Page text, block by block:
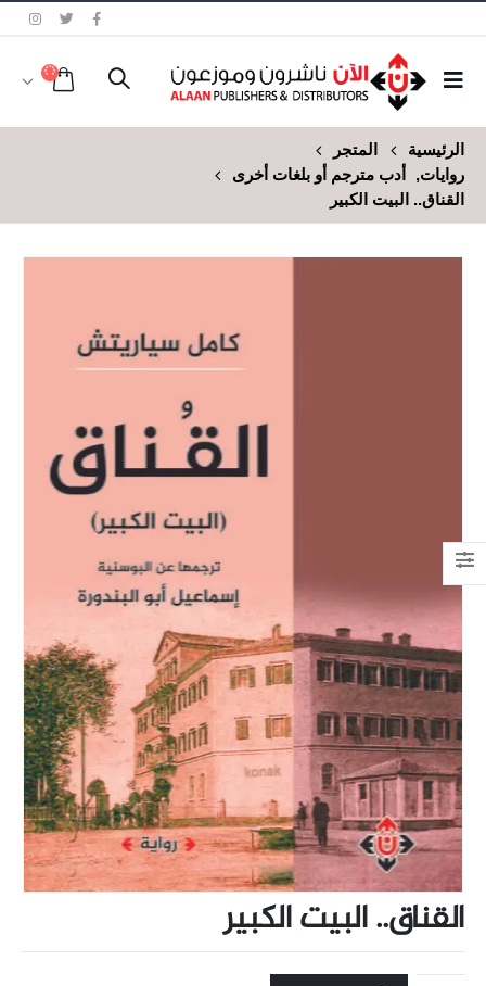
الرئيسية
المتجر
روايات,
أدب مترجم أو بلغات أخرى
القناق.. البيت الكبير
القناق.. البيت الكبير